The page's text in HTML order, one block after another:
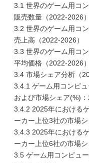
3.1 世界のゲーム用コ
販売数量（2022-2026）
3.2 世界のゲーム用コ
売上高（2022-2026）
3.3 世界のゲーム用コ
平均価格（2022-2026）
3.4 市場シェア分析（
3.4.1 ゲーム用コンピ
および市場シェア(%)
3.4.2 2025年における
ーカー上位3社の市場
3.4.3 2025年における
ーカー上位6社の市場
3.5 ゲーム用コンピュ